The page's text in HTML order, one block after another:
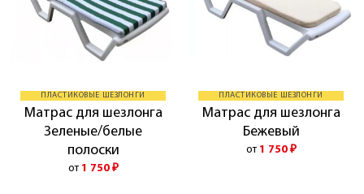
ПЛАСТИКОВЫЕ ШЕЗЛОНГИ
Матрас для шезлонга
Зеленые/белые
полоски
от 1 750 ₽
ПЛАСТИКОВЫЕ ШЕЗЛОНГИ
Матрас для шезлонга
Бежевый
от 1 750 ₽